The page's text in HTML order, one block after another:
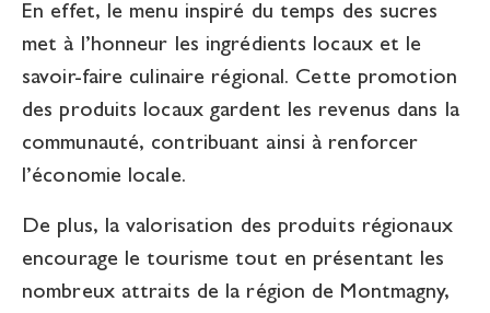
En effet, le menu inspiré du temps des sucres
met à l’honneur les ingrédients locaux et le
savoir-faire culinaire régional. Cette promotion
des produits locaux gardent les revenus dans la
communauté, contribuant ainsi à renforcer
l’économie locale.
De plus, la valorisation des produits régionaux
encourage le tourisme tout en présentant les
nombreux attraits de la région de Montmagny,